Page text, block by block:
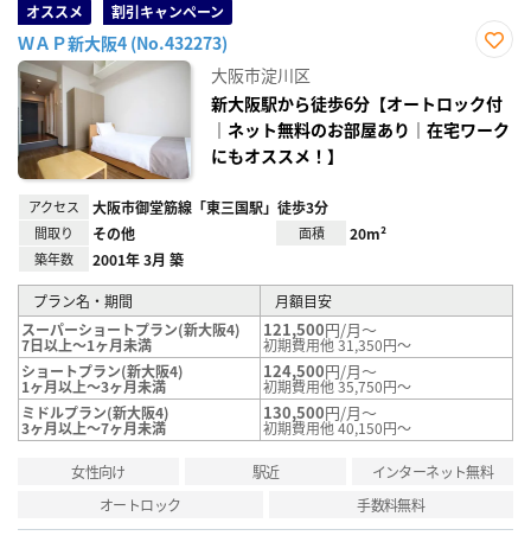
オススメ 割引キャンペーン
ＷＡＰ新大阪4 (No.432273)
り登
録
大阪市淀川区
新大阪駅から徒歩6分【オートロック付
｜ネット無料のお部屋あり｜在宅ワーク
にもオススメ！】
アクセス 大阪市御堂筋線「東三国駅」徒歩3分
間取り その他 面積 20m²
築年数 2001年 3月 築
プラン名・期間
月額目安
スーパーショートプラン(新大阪4)
7日以上～1ヶ月未満
121,500円/月～
初期費用他 31,350円～
ショートプラン(新大阪4)
1ヶ月以上～3ヶ月未満
124,500円/月～
初期費用他 35,750円～
ミドルプラン(新大阪4)
3ヶ月以上～7ヶ月未満
130,500円/月～
初期費用他 40,150円～
女性向け 駅近
インターネット無料
オートロック
手数料無料